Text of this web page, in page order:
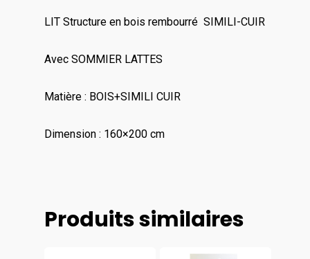
LIT Structure en bois rembourré SIMILI-CUIR
Avec SOMMIER LATTES
Matière : BOIS+SIMILI CUIR
Dimension : 160×200 cm
Produits similaires